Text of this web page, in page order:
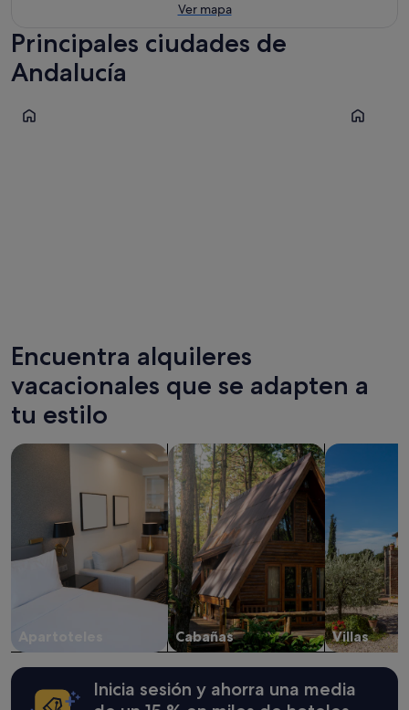
Ver mapa
Principales ciudades de
Andalucía
Sevilla Málaga
Encuentra alquileres
vacacionales que se adapten a
tu estilo
Apartoteles
Buscar apartoteles
Cabañas
Buscar cabañas
Villas
Buscar villas
Inicia sesión y ahorra una media